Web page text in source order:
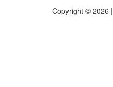
Copyright © 2026 |